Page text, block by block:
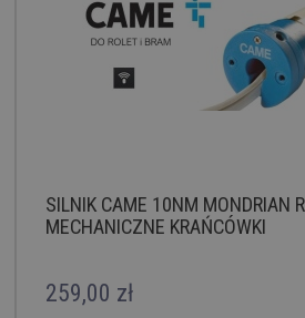
SILNIK CAME 10NM MONDRIAN
MECHANICZNE KRAŃCÓWKI
259,00 zł